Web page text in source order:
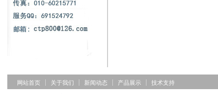
网站首页 关于我们 新闻动态 产品展示 技术支持